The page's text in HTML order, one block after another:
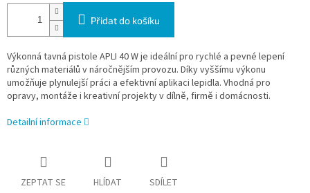
Přidat do košíku
Výkonná tavná pistole APLI 40 W je ideální pro rychlé a pevné lepení
různých materiálů v náročnějším provozu. Díky vyššímu výkonu
umožňuje plynulejší práci a efektivní aplikaci lepidla. Vhodná pro
opravy, montáže i kreativní projekty v dílně, firmě i domácnosti.
Detailní informace
ZEPTAT SE HLÍDAT SDÍLET